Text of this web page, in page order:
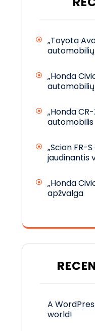
„Toyota
„Honda
„Honda
automobilis
„Scion FR-
jaudinantis
„Honda
apžvalga
A
world!